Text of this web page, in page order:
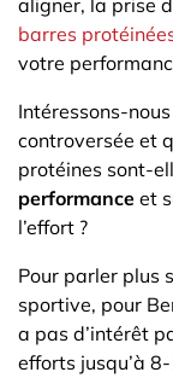
aligner, la prise
barres
votre
Intéressons-
controversée et
protéines sont-
performance et
l’effort ?
Pour parler plus
sportive, pour
a pas d’intérêt
efforts jusqu’à